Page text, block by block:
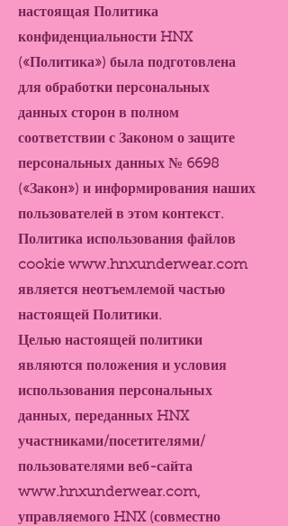
настоящая Политика
конфиденциальности HNX
(«Политика») была подготовлена
для обработки персональных
данных сторон в полном
соответствии с Законом о защите
персональных данных № 6698
(«Закон») и информирования наших
пользователей в этом контекст.
Политика использования файлов
cookie www.hnxunderwear.com
является неотъемлемой частью
настоящей Политики.
Целью настоящей политики
являются положения и условия
использования персональных
данных, переданных HNX
участниками/посетителями/
пользователями веб-сайта
www.hnxunderwear.com,
управляемого HNX (совместно